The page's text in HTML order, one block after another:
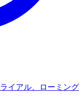
イアル、ローミング
残り